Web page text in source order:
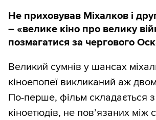
Не приховував Міхалков і
– «велике кіно про велику
позмагатися за чергового
Великий сумнів у шансах
кіноепопеї викликаний аж
По-перше, фільм складається
кіноетюдів, не пов’язаних між